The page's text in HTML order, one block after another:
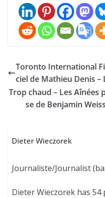
Toronto International
ciel de Mathieu Denis –
Trop chaud – Les Aînées
se de Benjamin
Dieter Wieczorek
Journaliste/Journalist
Dieter Wieczorek has